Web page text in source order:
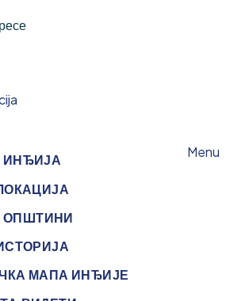
ИНЂИЈА
ОПШТИНИ
МАПА ИНЂИЈЕ
Menu